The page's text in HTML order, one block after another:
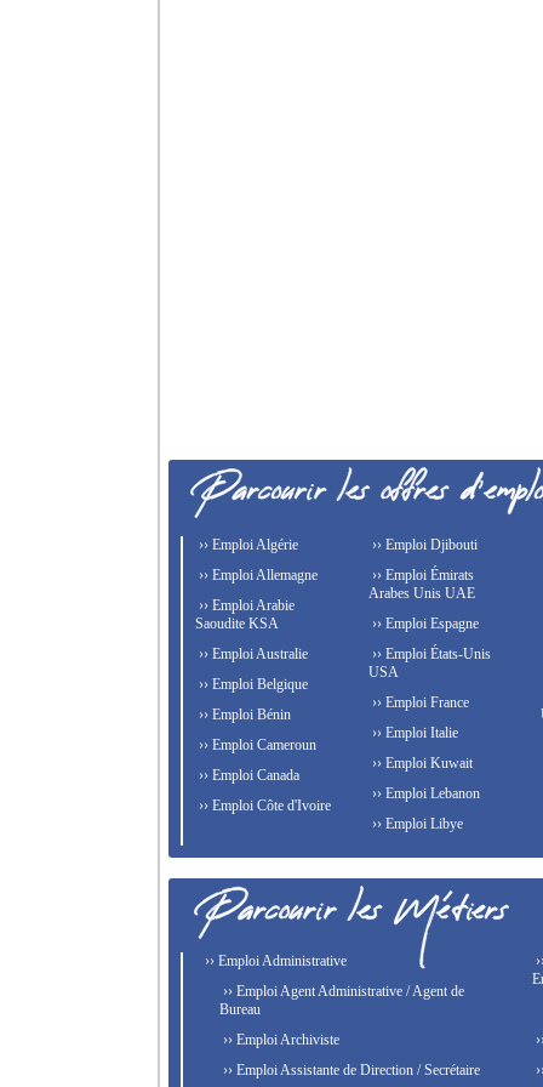
›› Emploi Algérie
›› Emploi Allemagne
›› Emploi Arabie
Saoudite KSA
›› Emploi Australie
›› Emploi Belgique
›› Emploi Bénin
›› Emploi Cameroun
›› Emploi Canada
›› Emploi Côte d'Ivoire
›› Emploi Djibouti
›› Emploi Émirats
Arabes Unis UAE
›› Emploi Espagne
›› Emploi États-Unis
USA
›› Emploi France
›› Emploi Italie
›› Emploi Kuwait
›› Emploi Lebanon
›› Emploi Libye
›› Emploi Administrative
›› Emploi Agent Administrative / Agent de
Bureau
›› Emploi Archiviste
›› Emploi Assistante de Direction / Secrétaire